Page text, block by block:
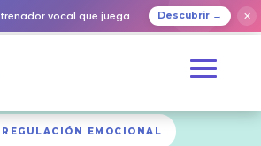
vocal que juega con tus seres queridos Descubrir → ✕
EMOCIONAL